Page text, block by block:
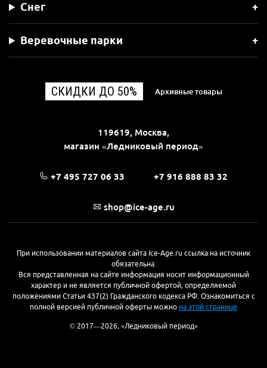
Снег
Веревочные парки
СКИДКИ ДО 50% Архивные товары
119619, Москва,
магазин «Ледниковый период»
+7 495 727 06 33 +7 916 888 83 32
shop@ice-age.ru
При использовании материалов сайта Ice-Age.ru ссылка на источник
обязательна.
Вся представленная на сайте информация носит информационный
характер и не является публичной офертой, определяемой
положениями Статьи 437(2) Гражданского кодекса РФ. Ознакомиться с
полной версией публичной оферты можно на этой странице
© 2017—2026, «Ледниковый период»